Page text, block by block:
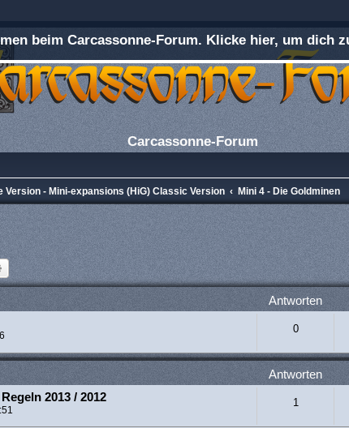
beim Carcassonne-Forum. Klicke hier, um dich
Carcassonne-Forum
Version - Mini-expansions (HiG) Classic Version Mini 4 - Die Goldminen
Erweiterte Suche
Antworten
0
Antworten
2013 / 2012 1